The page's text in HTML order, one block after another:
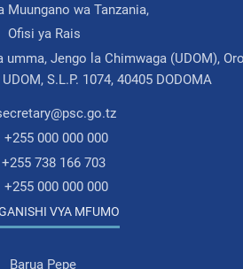
Muungano wa Tanzania,
Ofisi ya Rais
Jengo la Chimwaga (UDOM),
S.L.P. 1074, 40405 DODOMA
+255 000 000 000
+255 738 166 703
+255 000 000 000
VYA MFUMO
Barua Pepe